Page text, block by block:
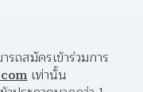
ถสมัครเข้าร่วมการ
เท่านั้น